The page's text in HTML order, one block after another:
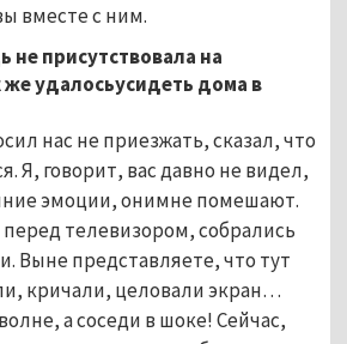
вместе с ним.
не присутствовала на
удалосьусидеть дома в
нас не приезжать, сказал, что
Я, говорит, вас давно не видел,
эмоции, онимне помешают.
телевизором, собрались
Выне представляете, что тут
кричали, целовали экран…
а соседи в шоке! Сейчас,